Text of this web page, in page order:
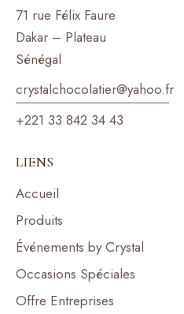
71 rue Félix Faure
Dakar – Plateau
Sénégal
crystalchocolatier@yahoo.fr
+221 33 842 34 43
LIENS
Accueil
Produits
Événements by Crystal
Occasions Spéciales
Offre Entreprises